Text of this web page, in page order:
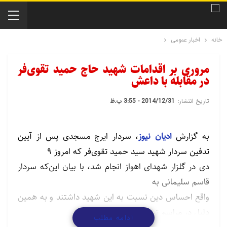
خانه اخبار عمومی
مروری بر اقدامات شهید حاج حمید تقوی‌فر
در مقابله با داعش
تاریخ انتشار: 2014/12/31 - 3:55 ب.ظ
به گزارشادیان نیوز، سردار ایرج مسجدی پس از آیین
تدفین سردار شهید سید حمید تقوی‌فر که امروز 9
دی در گلزار شهدای اهواز انجام شد، با بیان این‌که سردار
قاسم سلیمانی به
واقع احساس دین نسبت به این شهید داشتند و به همین
دلیل در مراسم تشییع
ادامه مطلب